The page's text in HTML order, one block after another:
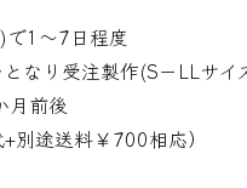
で1～7日程度
なり受注製作(S－LLサイ
月前後
+別途送料￥700相応）